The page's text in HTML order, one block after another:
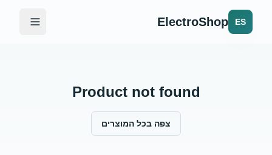
ES
ElectroShop
Product not found
צפה בכל המוצרים